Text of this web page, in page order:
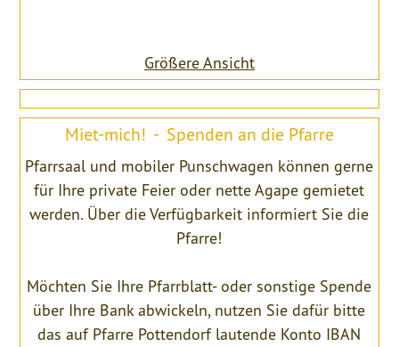
Größere Ansicht
Miet-mich! - Spenden an die Pfarre
Pfarrsaal und mobiler Punschwagen können gerne
für Ihre private Feier oder nette Agape gemietet
werden. Über die Verfügbarkeit informiert Sie die
Pfarre!
Möchten Sie Ihre Pfarrblatt- oder sonstige Spende
über Ihre Bank abwickeln, nutzen Sie dafür bitte
das auf Pfarre Pottendorf lautende Konto IBAN